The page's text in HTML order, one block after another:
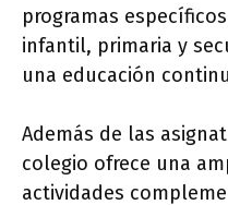
programas
infantil, primaria y
una educación
Además de las
colegio ofrece una
actividades